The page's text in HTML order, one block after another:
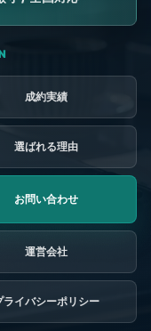
成約実績
選ばれる理由
お問い合わせ
ライバシーポリシー